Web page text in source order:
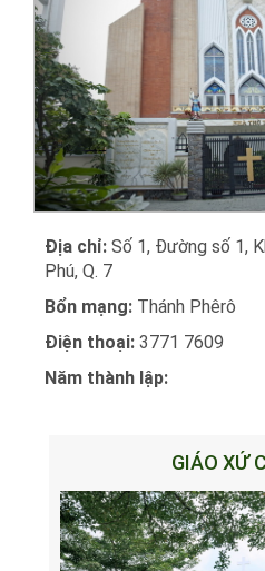
Địa chỉ: Số 1, Đường số 1,
Phú, Q. 7
Bổn mạng: Thánh Phêrô
Điện thoại: 3771 7609
Năm thành lập:
GIÁO XỨ